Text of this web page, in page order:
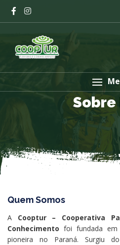
Sobre
Quem Somos
A Cooptur – Cooperativa
Conhecimento foi fundada em
pioneira no Paraná. Surgiu